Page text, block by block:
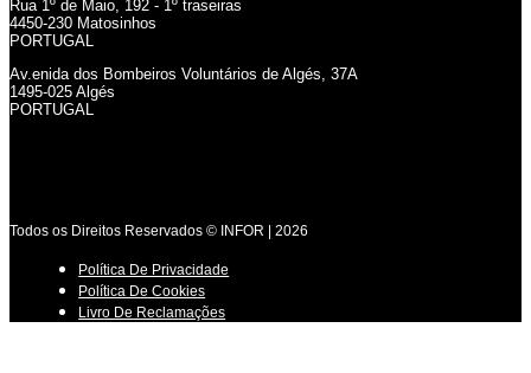
Rua 1º de Maio, 192 - 1º traseiras
4450-230 Matosinhos
PORTUGAL
Av.enida dos Bombeiros Voluntários de Algés, 37A
1495-025 Algés
PORTUGAL
Todos os Direitos Reservados © INFOR | 2026
Política De Privacidade
Política De Cookies
Livro De Reclamações